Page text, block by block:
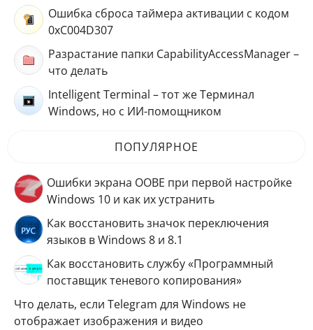
Ошибка сброса таймера активации с кодом
0xC004D307
Разрастание папки CapabilityAccessManager –
что делать
Intelligent Terminal – тот же Терминал
Windows, но с ИИ-помощником
ПОПУЛЯРНОЕ
Ошибки экрана OOBE при первой настройке
Windows 10 и как их устранить
Как восстановить значок переключения
языков в Windows 8 и 8.1
Как восстановить службу «Программный
поставщик теневого копирования»
Что делать, если Telegram для Windows не
отображает изображения и видео